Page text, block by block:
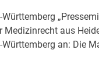
Medizinrecht aus
an: Die